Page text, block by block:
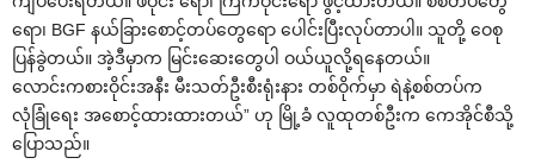
ရော၊ BGF နယ်ခြားစောင့်တပ်တွေရော ပေါင်းပြီးလုပ်တာပါ။ သူတို့ ဝေစု
ပြန်ခွဲတယ်။ အဲ့ဒီမှာက မြင်းဆေးတွေပါ ဝယ်ယူလို့ရနေတယ်။
လောင်းကစားဝိုင်းအနီး မီးသတ်ဦးစီးရုံးနား တစ်ဝိုက်မှာ ရဲနဲ့စစ်တပ်က
လုံခြုံရေး အစောင့်ထားထားတယ်” ဟု မြို့ခံ လူထုတစ်ဦးက ကေအိုင်စီသို့
ပြောသည်။